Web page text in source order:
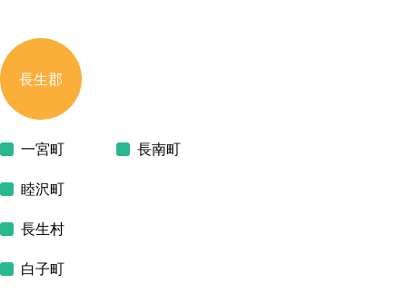
長生郡
一宮町
睦沢町
長生村
白子町
長南町